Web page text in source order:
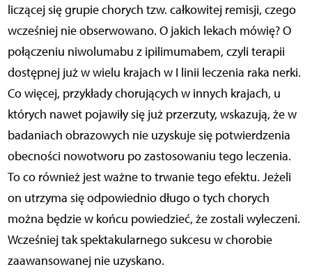
liczącej się grupie chorych tzw. całkowitej remisji, czego
wcześniej nie obserwowano. O jakich lekach mówię? O
połączeniu niwolumabu z ipilimumabem, czyli terapii
dostępnej już w wielu krajach w I linii leczenia raka nerki.
Co więcej, przykłady chorujących w innych krajach, u
których nawet pojawiły się już przerzuty, wskazują, że w
badaniach obrazowych nie uzyskuje się potwierdzenia
obecności nowotworu po zastosowaniu tego leczenia.
To co również jest ważne to trwanie tego efektu. Jeżeli
on utrzyma się odpowiednio długo o tych chorych
można będzie w końcu powiedzieć, że zostali wyleczeni.
Wcześniej tak spektakularnego sukcesu w chorobie
zaawansowanej nie uzyskano.